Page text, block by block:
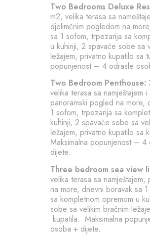
Two Bedrooms Deluxe
m2, velika terasa sa
djelimčnim pogledom na
sa 1 sofom, trpezarija sa
u kuhinji, 2 spavaće sobe sa
ležajem, privatno kupatilo sa
popunjenost – 4 odrasle
Two Bedroom Penthouse:
velika terasa sa namještajem
panoramski pogled na more,
1 sofom, trpezarija sa
kuhinji, 2 spavaće sobe sa
ležajem, privatno kupatilo sa
Maksimalna popunjenost –
dijete.
Three bedroom sea view
velika terasa sa
na more, dnevni boravak sa
sa kompletnom opremom u
sobe sa velikim bračnim
kupatila. Maksimalna
osoba + dijete.